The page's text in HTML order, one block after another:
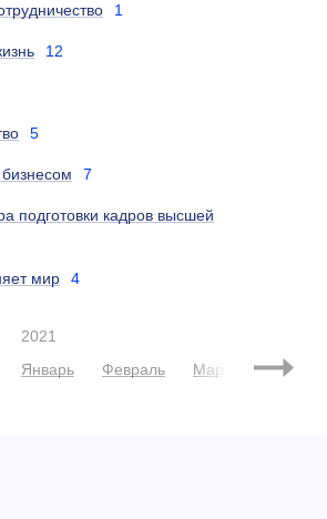
1
12
5
7
подготовки кадров высшей
мир 4
2021
Январь
Февраль Март Апрель